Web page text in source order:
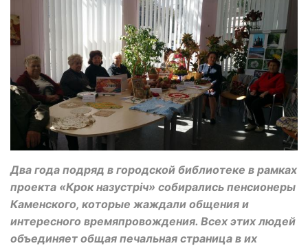
Два года подряд в городской библиотеке в рамках
проекта «Крок назустріч» собирались пенсионеры
Каменского, которые жаждали общения и
интересного времяпровождения. Всех этих людей
объединяет общая печальная страница в их